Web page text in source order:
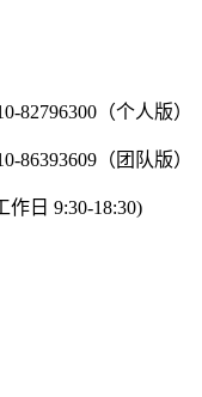
82796300（个人版）
86393609（团队版）
作日 9:30-18:30)